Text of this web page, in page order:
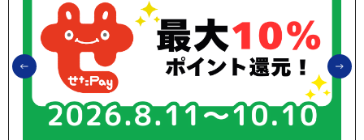
前のスライドを表示